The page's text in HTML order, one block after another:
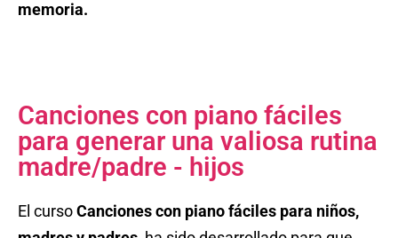
memoria.
Canciones con piano fáciles
para generar una valiosa rutina
madre/padre - hijos
El cursoCanciones con piano fáciles para niños,